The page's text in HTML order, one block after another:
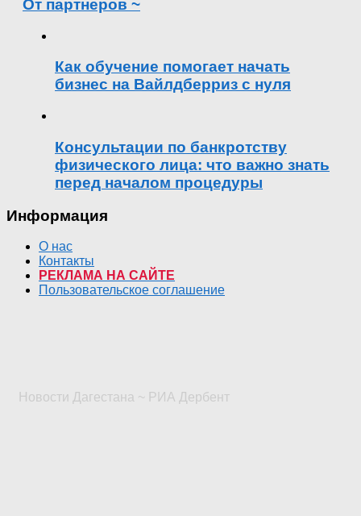
От партнеров ~
Как обучение помогает начать
бизнес на Вайлдберриз с нуля
Консультации по банкротству
физического лица: что важно знать
перед началом процедуры
Информация
О нас
Контакты
РЕКЛАМА НА САЙТЕ
Пользовательское соглашение
Новости Дагестана ~ РИА Дербент